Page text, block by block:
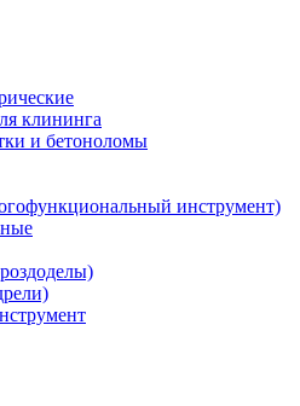
клининга
и бетоноломы
инструмент)